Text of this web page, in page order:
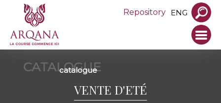
Repository ENG
CATALOGUE
catalogue
VENTE D'ETÉ